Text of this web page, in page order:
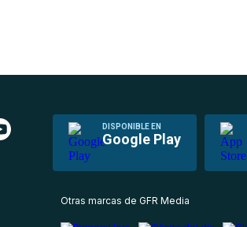
DISPONIBLE EN
Google Play
Otras marcas de GFR Media